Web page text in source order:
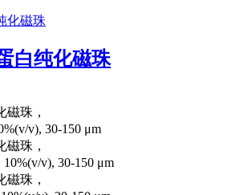
白纯化磁珠
磁珠，
v), 30-150 μm
磁珠，
v), 30-150 μm
磁珠，